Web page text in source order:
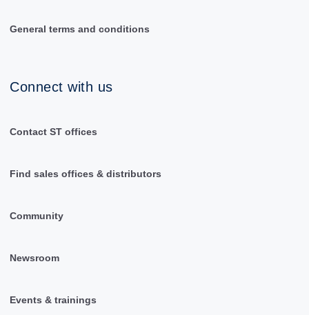
General terms and conditions
Connect with us
Contact ST offices
Find sales offices & distributors
Community
Newsroom
Events & trainings